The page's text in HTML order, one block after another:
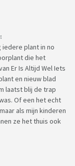
plant in no
die het
Er Is Altijd Wel Iets
en nieuw blad
laatst blij de trap
Of een het echt
als mijn kinderen
ze het thuis ook